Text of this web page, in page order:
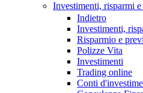
Investimenti, risparmi e
Indietro
Investimenti,
Risparmio e
Polizze Vita
Investimenti
Trading online
Conti